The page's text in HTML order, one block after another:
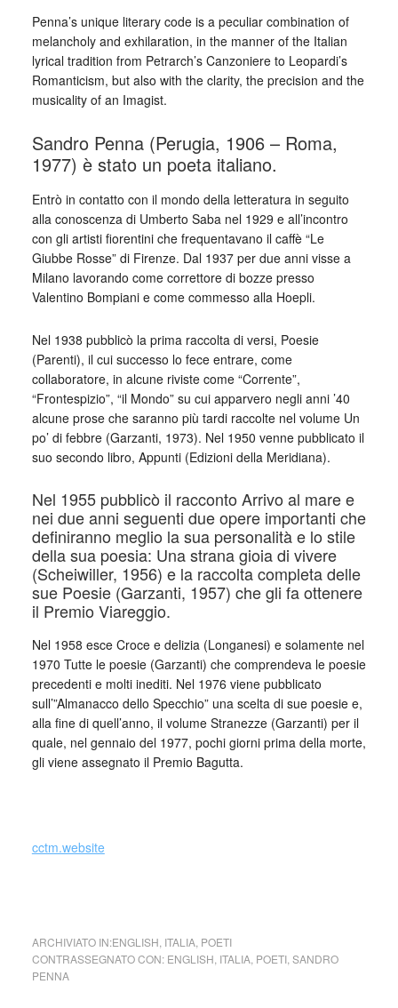
Penna’s unique literary code is a peculiar combination of
melancholy and exhilaration, in the manner of the Italian
lyrical tradition from Petrarch’s Canzoniere to Leopardi’s
Romanticism, but also with the clarity, the precision and the
musicality of an Imagist.
Sandro Penna (Perugia, 1906 – Roma,
1977) è stato un poeta italiano.
Entrò in contatto con il mondo della letteratura in seguito
alla conoscenza di Umberto Saba nel 1929 e all’incontro
con gli artisti fiorentini che frequentavano il caffè “Le
Giubbe Rosse” di Firenze. Dal 1937 per due anni visse a
Milano lavorando come correttore di bozze presso
Valentino Bompiani e come commesso alla Hoepli.
Nel 1938 pubblicò la prima raccolta di versi, Poesie
(Parenti), il cui successo lo fece entrare, come
collaboratore, in alcune riviste come “Corrente”,
“Frontespizio”, “il Mondo” su cui apparvero negli anni ’40
alcune prose che saranno più tardi raccolte nel volume Un
po’ di febbre (Garzanti, 1973). Nel 1950 venne pubblicato il
suo secondo libro, Appunti (Edizioni della Meridiana).
Nel 1955 pubblicò il racconto Arrivo al mare e
nei due anni seguenti due opere importanti che
definiranno meglio la sua personalità e lo stile
della sua poesia: Una strana gioia di vivere
(Scheiwiller, 1956) e la raccolta completa delle
sue Poesie (Garzanti, 1957) che gli fa ottenere
il Premio Viareggio.
Nel 1958 esce Croce e delizia (Longanesi) e solamente nel
1970 Tutte le poesie (Garzanti) che comprendeva le poesie
precedenti e molti inediti. Nel 1976 viene pubblicato
sull’”Almanacco dello Specchio” una scelta di sue poesie e,
alla fine di quell’anno, il volume Stranezze (Garzanti) per il
quale, nel gennaio del 1977, pochi giorni prima della morte,
gli viene assegnato il Premio Bagutta.
cctm.website
ARCHIVIATO IN:ENGLISH ITALIA, POETI
CONTRASSEGNATO CON: ENGLISH ITALIA, POETI, SANDRO
PENNA